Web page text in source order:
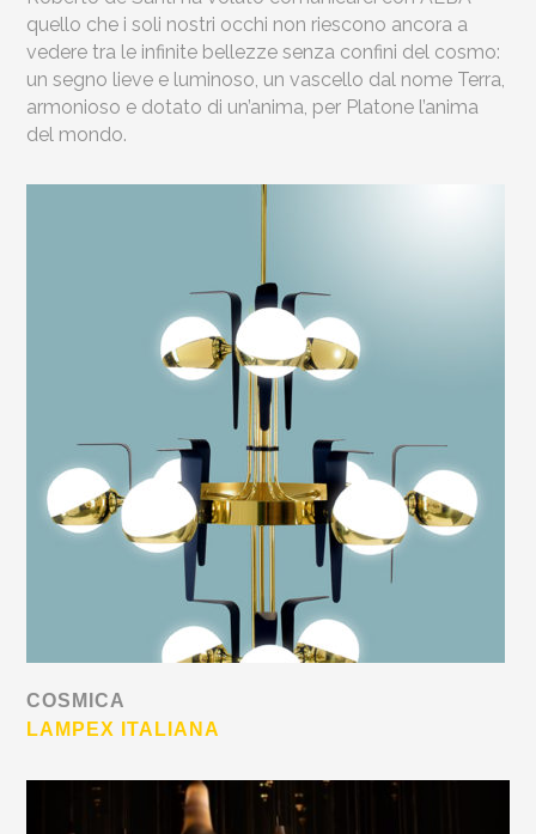
quello che i soli nostri occhi non riescono ancora a
vedere tra le infinite bellezze senza confini del cosmo:
un segno lieve e luminoso, un vascello dal nome Terra,
armonioso e dotato di un’anima, per Platone l’anima
del mondo.
COSMICA
LAMPEX ITALIANA